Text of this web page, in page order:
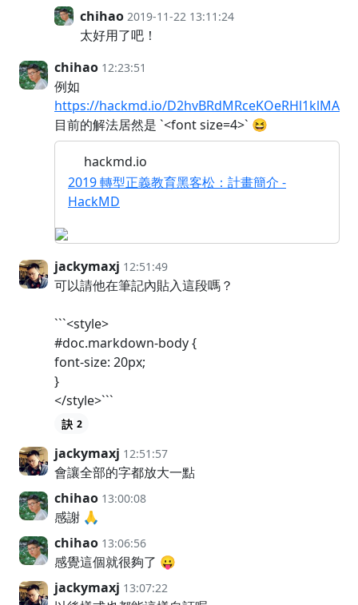
chihao 2019-11-22 13:11:24
太好用了吧！
chihao 12:23:51
例如
https://hackmd.io/D2hvBRdMRceKOeRHl1klMA
目前的解法居然是 `<font size=4>` 😆
hackmd.io
2019 轉型正義教育黑客松：計畫簡介 -
HackMD
jackymaxj 12:51:49
可以請他在筆記內貼入這段嗎？
```<style>
#doc.markdown-body {
font-size: 20px;
}
</style>```
2
jackymaxj 12:51:57
會讓全部的字都放大一點
chihao 13:00:08
感謝 🙏
chihao 13:06:56
感覺這個就很夠了 😛
jackymaxj 13:07:22